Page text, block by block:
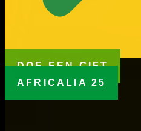
DOE EEN GIFT
AFRICALIA 25